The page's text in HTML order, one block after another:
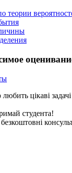
теории
цікаві
студента!